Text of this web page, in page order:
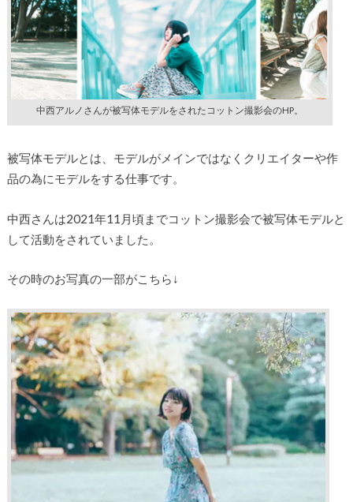
中西アルノさんが被写体モデルをされたコットン撮影会のHP。
被写体モデルとは、モデルがメインではなくクリエイターや作
品の為にモデルをする仕事です。
中西さんは2021年11月頃までコットン撮影会で被写体モデルと
して活動をされていました。
その時のお写真の一部がこちら↓